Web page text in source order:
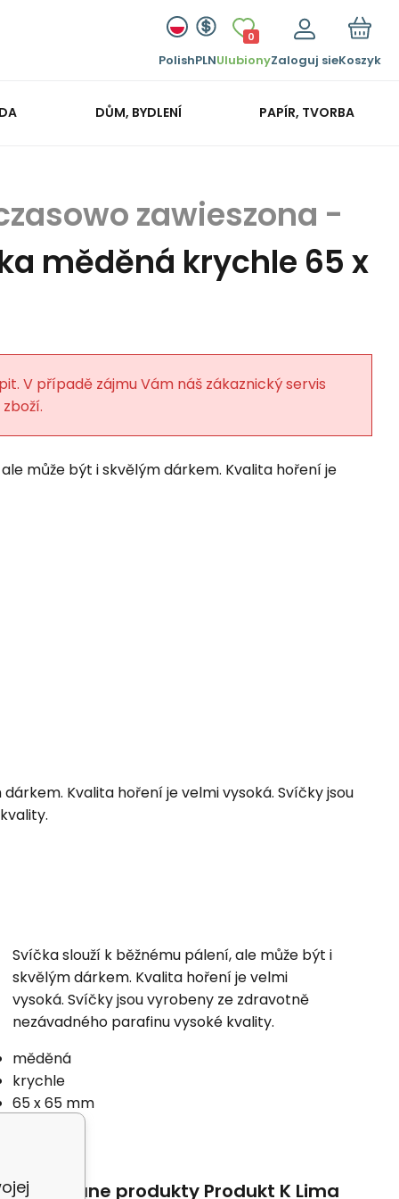
PolishPLN
0
UlubionyZaloguj sieKoszyk
DŮM, BYDLENÍ PAPÍR, TVORBA
měděná krychle 65 x
V případě zájmu Vám náš zákaznický servis
může být i skvělým dárkem. Kvalita hoření je
Kvalita hoření je velmi vysoká. Svíčky jsou
Svíčka slouží k běžnému pálení, ale může být i
skvělým dárkem. Kvalita hoření je velmi
vysoká. Svíčky jsou vyrobeny ze zdravotně
nezávadného parafinu vysoké kvality.
měděná
krychle
65 x 65 mm
Powiązane produkty Produkt K Lima